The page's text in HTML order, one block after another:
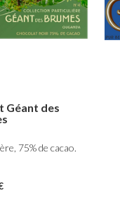
Géant des
75% de cacao.